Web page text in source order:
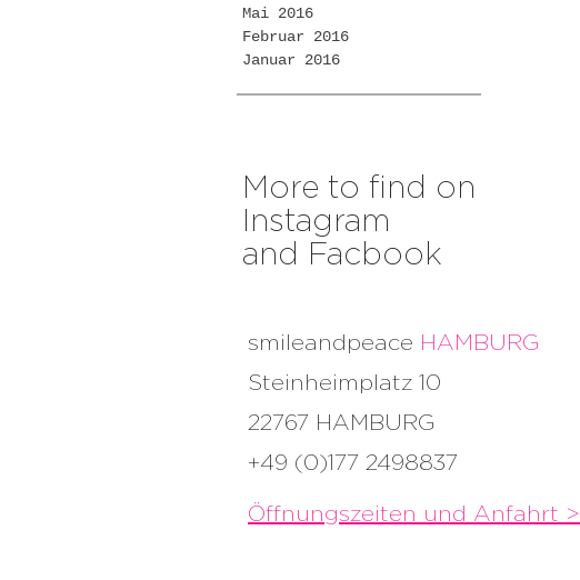
Mai 2016
Februar 2016
Januar 2016
More to find on
Instagram
and Facbook
smileandpeace HAMBURG
Steinheimplatz 10
22767 HAMBURG
+49 (0)177 2498837
Öffnungszeiten und Anfahrt >